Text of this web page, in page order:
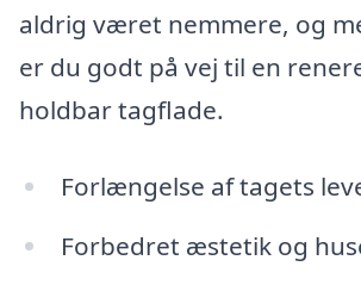
aldrig været nemmere, og
er du godt på vej til en
holdbar tagflade.
Forlængelse af tagets
Forbedret æstetik og